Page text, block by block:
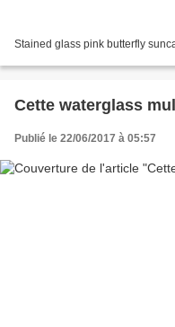
Stained glass pink butterfly
Cette waterglass mul
Publié le 22/06/2017 à 05:57